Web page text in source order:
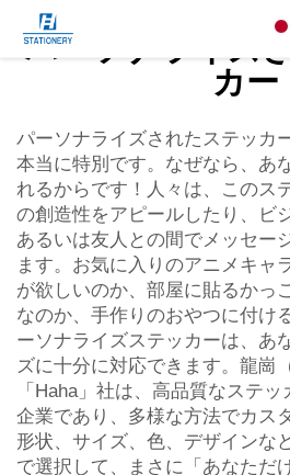
製品
会社概要
カスタムソリューション
リソース
Kontakuto Us
パーソナライズ
カー
パーソナライズされたステッカ
本当に特別です。なぜなら、あ
れるからです！人々は、このス
の創造性をアピールしたり、ビ
あるいは友人との間でメッセー
ます。お気に入りのアニメキャ
が欲しいのか、部屋に貼るかっ
なのか、手作りのおやつに付
ーソナライズステッカーは、あ
ズに十分に対応できます。龍崗
「Haha」社は、高品質なステ
企業であり、多様な方法でカス
形状、サイズ、色、デザインな
で選択して、まさに「あなただ